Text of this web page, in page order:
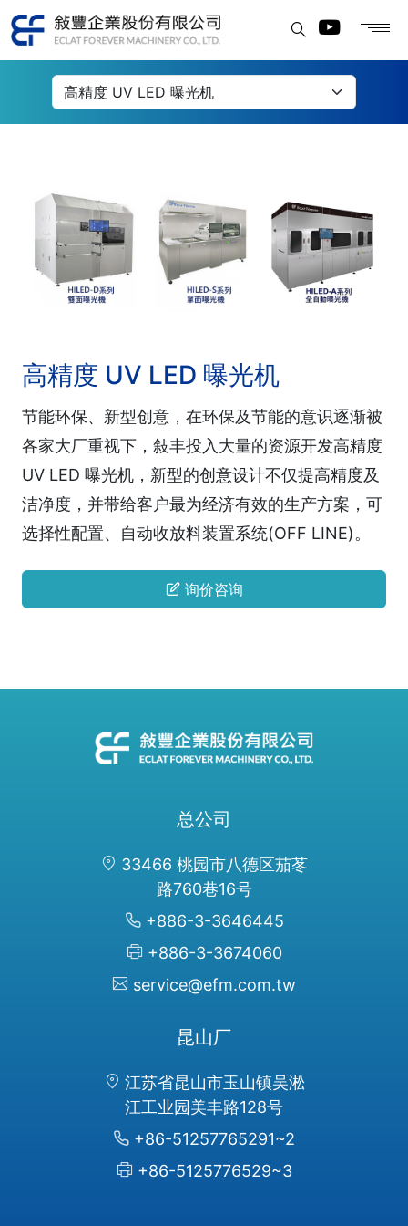
曝光机
高精度 UV LED 曝光机
节能环保、新型创意，在环保及节能的意识逐渐被
各家大厂重视下，敍丰投入大量的资源开发高精度
UV LED 曝光机，新型的创意设计不仅提高精度及
洁净度，并带给客户最为经济有效的生产方案，可
选择性配置、自动收放料装置系统(OFF LINE)。
询价咨询
总公司
33466 桃园市八德区茄苳
路760巷16号
+886-3-3646445
+886-3-3674060
service@efm.com.tw
昆山厂
江苏省昆山市玉山镇吴淞
江工业园美丰路128号
+86-51257765291~2
+86-5125776529~3